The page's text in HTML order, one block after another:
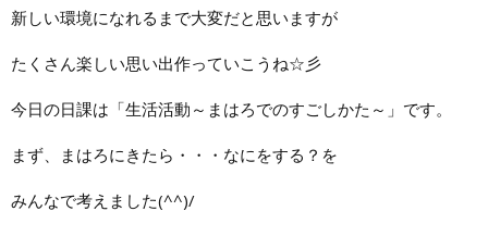
新しい環境になれるまで大変だと思いますが
たくさん楽しい思い出作っていこうね☆彡
今日の日課は「生活活動～まはろでのすごしかた～」です。
まず、まはろにきたら・・・なにをする？を
みんなで考えました(^^)/